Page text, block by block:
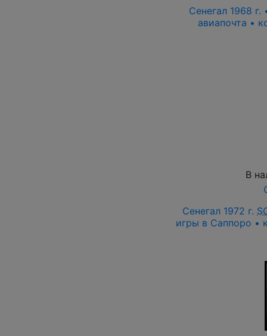
Сенегал 1968 г.
авиапочта •
В
Сенегал 1972 г.
игры в Саппоро •